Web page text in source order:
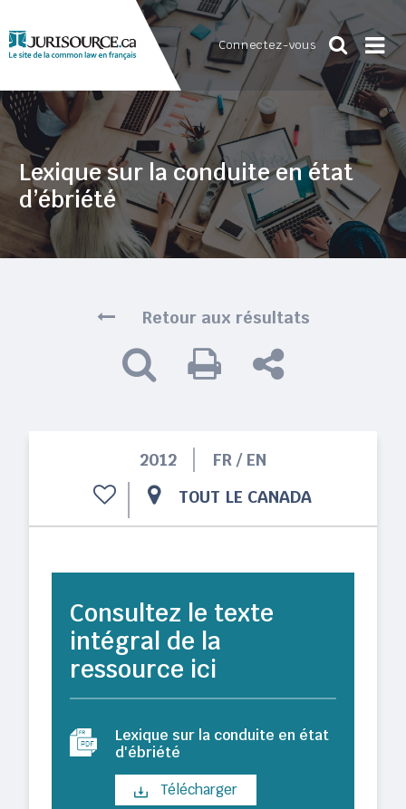
Connectez-vous
Lexique sur la conduite en état
d’ébriété
Retour aux résultats
2012
FR / EN
TOUT LE CANADA
Consultez le texte
intégral de la
ressource ici
Lexique sur la conduite en état
d'ébriété
Télécharger